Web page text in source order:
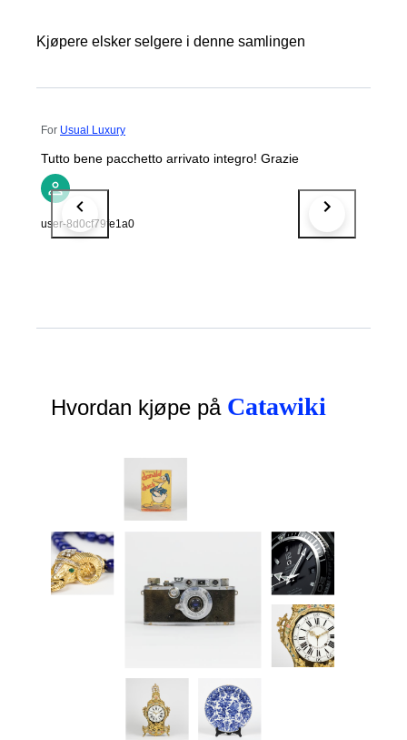
Kjøpere elsker selgere i denne samlingen
For Usual Luxury
Tutto bene pacchetto arrivato integro! Grazie
user-8d0cf79fe1a0
Hvordan kjøpe på Catawiki